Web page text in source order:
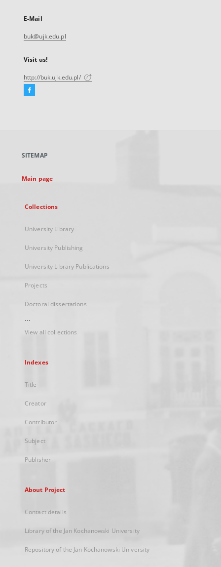
E-Mail
buk@ujk.edu.pl
Visit us!
http://buk.ujk.edu.pl/
Facebook
new
SITEMAP
Main page
Collections
University Library
University Publishing
University Library Publications
Projects
Doctoral dissertations
...
View all collections
Indexes
Title
Creator
Contributor
Subject
Publisher
About Project
Contact details
Library of the Jan Kochanowski University
Repository of the Jan Kochanowski University